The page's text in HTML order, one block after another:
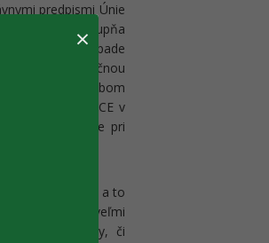
predpismi Únie
označenie stupňa
použitie; v prípade
alebo identifikačnou
žiadnym spôsobom
označením CE v
všeobecne pri
spotrebiteľa a to
so SOI, sú veľmi
škody, či
×